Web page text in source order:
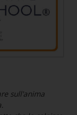
sull'anima